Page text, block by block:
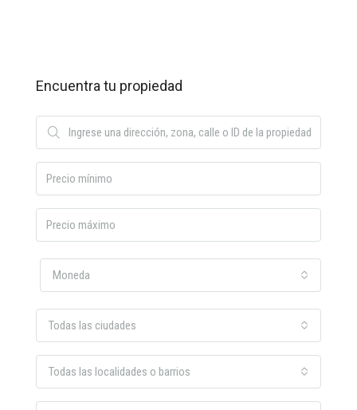
Encuentra tu propiedad
Moneda
Todas las ciudades
Todas las localidades o barrios